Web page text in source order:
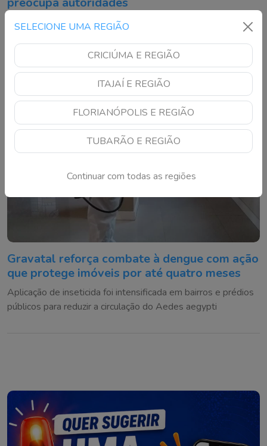
SELECIONE UMA REGIÃO
CRICIÚMA E REGIÃO
ITAJAÍ E REGIÃO
FLORIANÓPOLIS E REGIÃO
TUBARÃO E REGIÃO
Continuar com todas as regiões
Município registra 119 focos do Aedes aegypti, maior
eliminem criadouros
Gravatal reforça combate à dengue com ação
que protege imóveis por até quatro meses
Aplicação de inseticida foi intensificada em bairros e prédios
públicos para reduzir a circulação do Aedes aegypti